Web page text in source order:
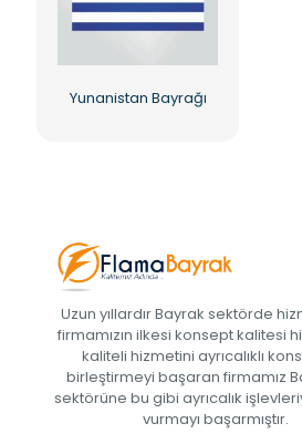
Yunanistan Bayrağı
Uzun yıllardır Bayrak sektörde
firmamızın ilkesi konsept kalitesi
kaliteli hizmetini ayrıcalıklı
birleştirmeyi başaran firmamız
sektörüne bu gibi ayrıcalık
vurmayı başarmıştır.